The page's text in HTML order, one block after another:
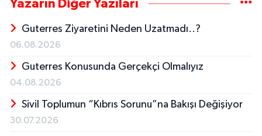
Yazarın Diğer Yazıları
Guterres Ziyaretini Neden Uzatmadı..?
06.08.2026
Guterres Konusunda Gerçekçi Olmalıyız
04.08.2026
Sivil Toplumun “Kıbrıs Sorunu”na Bakışı Değişiyor
30.07.2026